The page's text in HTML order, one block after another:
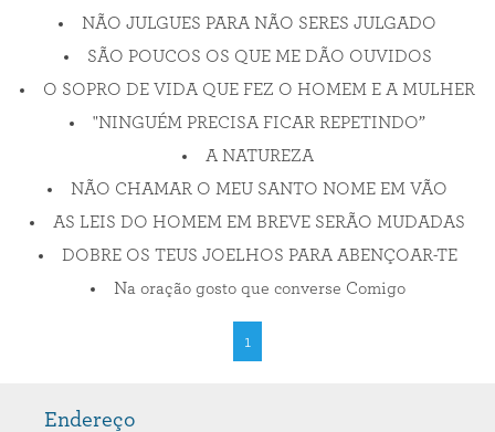
NÃO JULGUES PARA NÃO SERES JULGADO
SÃO POUCOS OS QUE ME DÃO OUVIDOS
O SOPRO DE VIDA QUE FEZ O HOMEM E A MULHER
"NINGUÉM PRECISA FICAR REPETINDO”
A NATUREZA
NÃO CHAMAR O MEU SANTO NOME EM VÃO
AS LEIS DO HOMEM EM BREVE SERÃO MUDADAS
DOBRE OS TEUS JOELHOS PARA ABENÇOAR-TE
Na oração gosto que converse Comigo
1
Endereço